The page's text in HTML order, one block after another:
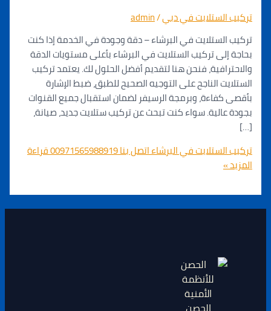
في دبي/
admin
في البرشاء – دقة وجودة في الخدمة إذا كنت
تركيب الستلايت في البرشاء بأعلى مستويات الدقة
فنحن هنا لتقديم أفضل الحلول لك. يعتمد تركيب
الناجح على التوجيه الصحيح للطبق، ضبط الإشارة
وبرمجة الرسيفر لضمان استقبال جميع القنوات
سواء كنت تبحث عن تركيب ستلايت جديد، صيانة،
في البرشاء اتصل بنا 00971565988919
قراءة